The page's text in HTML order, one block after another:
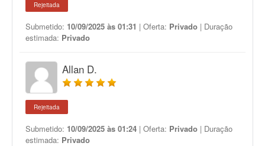
Rejeitada
Submetido: 10/09/2025 às 01:31 | Oferta: Privado | Duração
estimada: Privado
Allan D.
Rejeitada
Submetido: 10/09/2025 às 01:24 | Oferta: Privado | Duração
estimada: Privado